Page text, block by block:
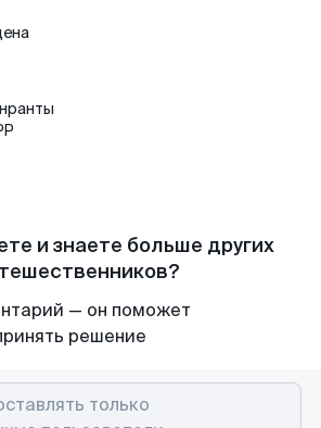
и знаете больше других
— он поможет
решение